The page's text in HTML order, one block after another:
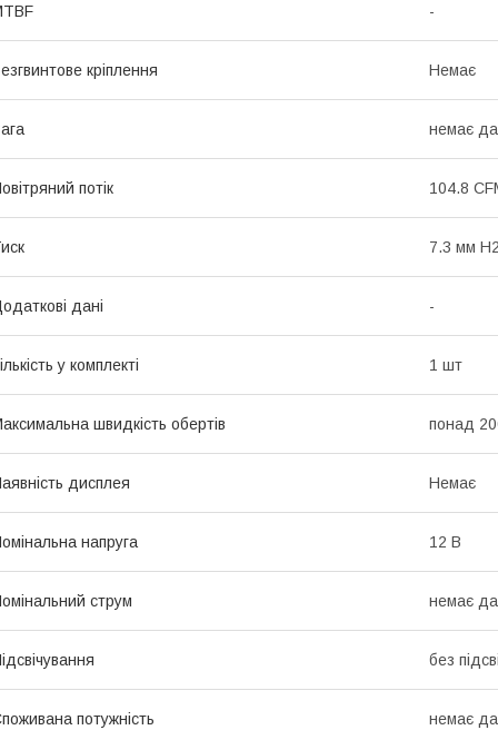
-
кріплення Немає
немає
потік 104.8
7.3 мм
дані -
у комплекті 1 шт
швидкість обертів понад
дисплея Немає
напруга 12 В
струм немає
без
потужність немає